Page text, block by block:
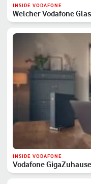
INSIDE VODAFONE
Welcher Vodafone
INSIDE VODAFONE
Vodafone